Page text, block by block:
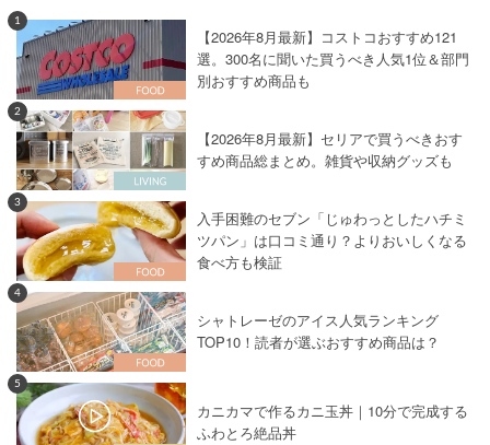
1
【2026年8月最新】コストコおすすめ121
選。300名に聞いた買うべき人気1位＆部門
別おすすめ商品も
2
【2026年8月最新】セリアで買うべきおす
すめ商品総まとめ。雑貨や収納グッズも
3
入手困難のセブン「じゅわっとしたハチミ
ツパン」は口コミ通り？よりおいしくなる
食べ方も検証
4
シャトレーゼのアイス人気ランキング
TOP10！読者が選ぶおすすめ商品は？
5
カニカマで作るカニ玉丼｜10分で完成する
ふわとろ絶品丼